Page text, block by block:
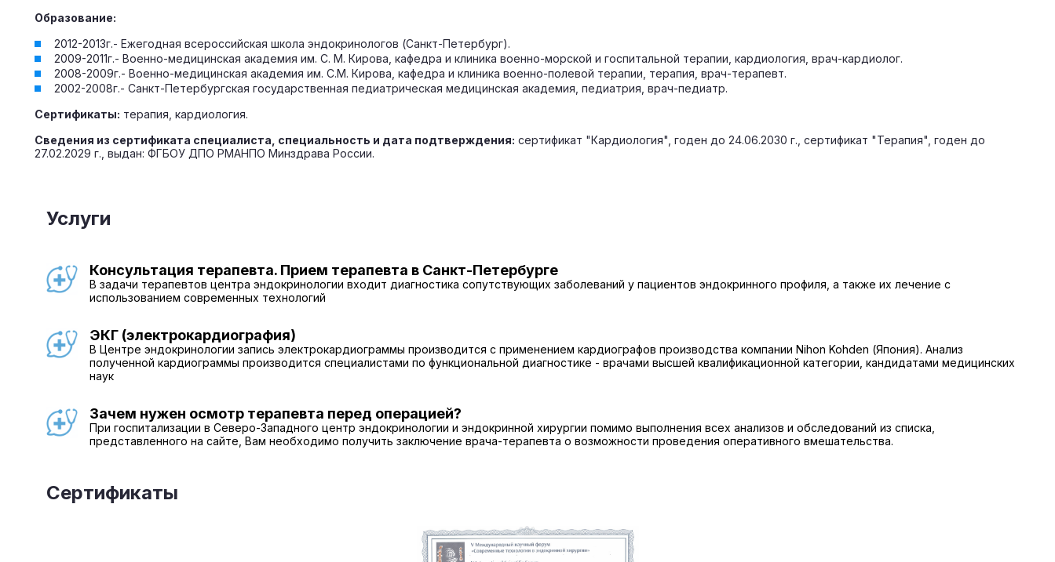
Образование:
2012-2013г.- Ежегодная всероссийская школа эндокринологов (Санкт-Петербург).
2009-2011г.- Военно-медицинская академия им. С. М. Кирова, кафедра и клиника военно-морской и госпитальной терапии, кардиология, врач-кардиолог.
2008-2009г.- Военно-медицинская академия им. С.М. Кирова, кафедра и клиника военно-полевой терапии, терапия, врач-терапевт.
2002-2008г.- Санкт-Петербургская государственная педиатрическая медицинская академия, педиатрия, врач-педиатр.
Сертификаты: терапия, кардиология.
Сведения из сертификата специалиста, специальность и дата подтверждения: сертификат "Кардиология", годен до 24.06.2030 г., сертификат "Терапия", годен до
27.02.2029 г., выдан: ФГБОУ ДПО РМАНПО Минздрава России.
Услуги
Консультация терапевта. Прием терапевта в Санкт-Петербурге
В задачи терапевтов центра эндокринологии входит диагностика сопутствующих заболеваний у пациентов эндокринного профиля, а также их лечение с
использованием современных технологий
ЭКГ (электрокардиография)
В Центре эндокринологии запись электрокардиограммы производится с применением кардиографов производства компании Nihon Kohden (Япония). Анализ
полученной кардиограммы производится специалистами по функциональной диагностике - врачами высшей квалификационной категории, кандидатами медицинских
наук
Зачем нужен осмотр терапевта перед операцией?
При госпитализации в Северо-Западного центр эндокринологии и эндокринной хирургии помимо выполнения всех анализов и обследований из списка,
представленного на сайте, Вам необходимо получить заключение врача-терапевта о возможности проведения оперативного вмешательства.
Сертификаты